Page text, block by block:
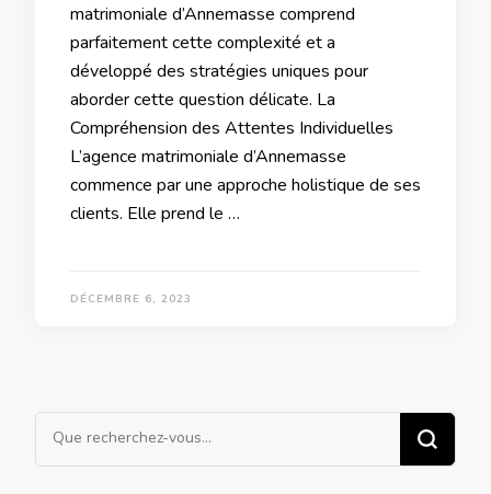
matrimoniale d’Annemasse comprend
parfaitement cette complexité et a
développé des stratégies uniques pour
aborder cette question délicate. La
Compréhension des Attentes Individuelles
L’agence matrimoniale d’Annemasse
commence par une approche holistique de ses
clients. Elle prend le …
DÉCEMBRE 6, 2023
Vous
recherchiez